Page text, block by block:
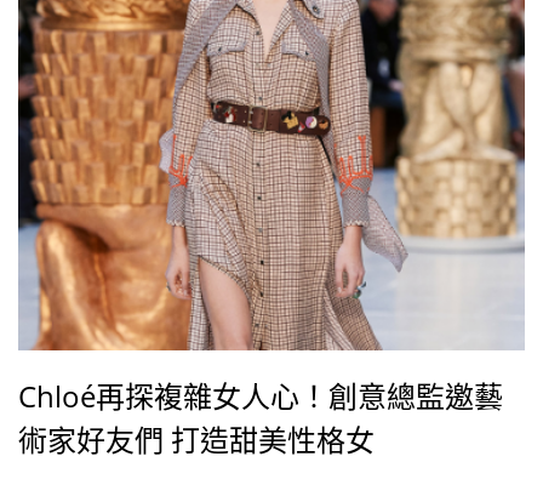
Chloé再探複雜女人心！創意總監邀藝
術家好友們 打造甜美性格女